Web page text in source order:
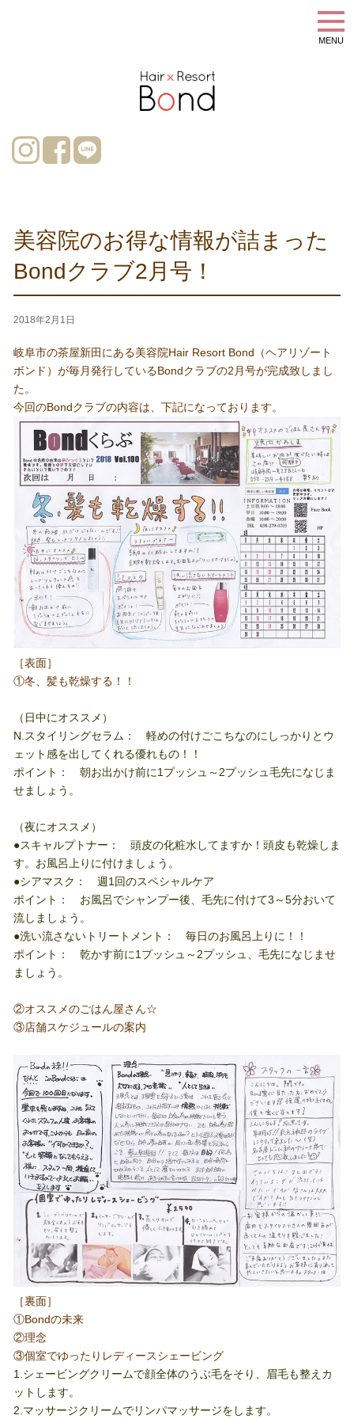
MENU
美容院のお得な情報が詰まった
Bondクラブ2月号！
2018年2月1日
岐阜市の茶屋新田にある美容院Hair Resort Bond（ヘアリゾート
ボンド）が毎月発行しているBondクラブの2月号が完成致しまし
た。
今回のBondクラブの内容は、下記になっております。
［表面］
①冬、髪も乾燥する！！
（日中にオススメ）
N.スタイリングセラム： 軽めの付けごこちなのにしっかりとウ
ェット感を出してくれる優れもの！！
ポイント： 朝お出かけ前に1プッシュ～2プッシュ毛先になじま
せましょう。
（夜にオススメ）
●スキャルプトナー： 頭皮の化粧水してますか！頭皮も乾燥しま
す。お風呂上りに付けましょう。
●シアマスク： 週1回のスペシャルケア
ポイント： お風呂でシャンプー後、毛先に付けて3～5分おいて
流しましょう。
●洗い流さないトリートメント： 毎日のお風呂上りに！！
ポイント： 乾かす前に1プッシュ～2プッシュ、毛先になじませ
ましょう。
②オススメのごはん屋さん☆
③店舗スケジュールの案内
［裏面］
①Bondの未来
②理念
③個室でゆったりレディースシェービング
1.シェービングクリームで顔全体のうぶ毛をそり、眉毛も整えカ
ットします。
2.マッサージクリームでリンパマッサージをします。